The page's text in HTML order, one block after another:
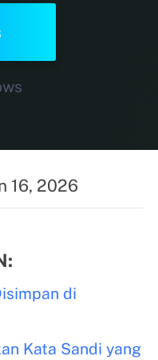
16, 2026
di
Kata Sandi yang